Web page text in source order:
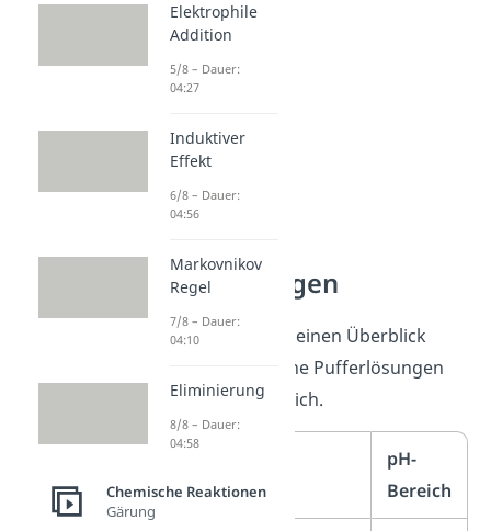
Arten von
Pufferlösungen
Hier geben wir dir einen Überblick
über einige typische Pufferlösungen
und ihren pH-Bereich.
pH-
Bereich
Elektrophile
Addition
5/8 – Dauer:
04:27
Induktiver
Effekt
6/8 – Dauer:
04:56
Markovnikov
Regel
7/8 – Dauer:
04:10
Eliminierung
8/8 – Dauer:
04:58
Chemische Reaktionen
Gärung